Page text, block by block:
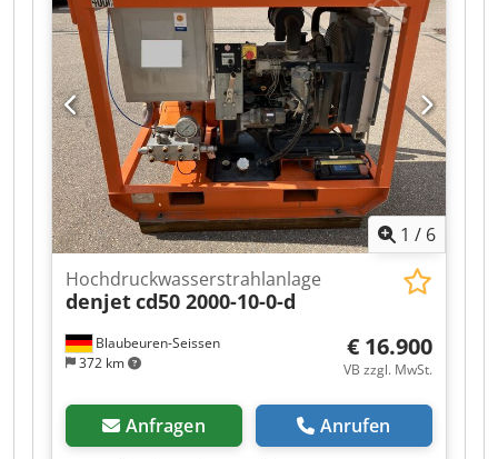
1 / 6
Blaubeuren-Seissen
372 km
Hochdruckwasserstrahlanlage
denjetcd50 2000-10-0-d
€ 16.900
VB zzgl. MwSt.
Anfragen Anrufen